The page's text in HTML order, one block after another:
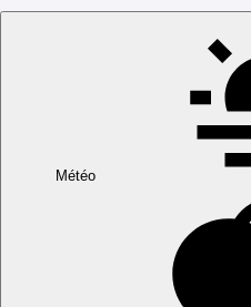
Météo